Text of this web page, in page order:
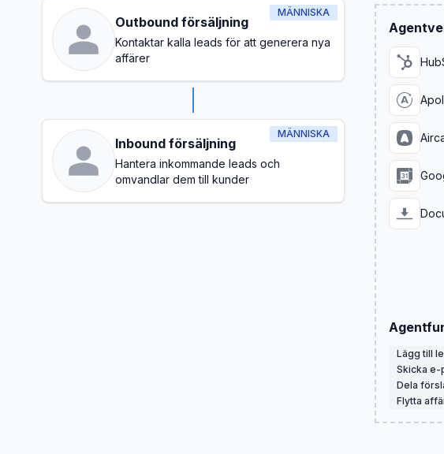
MÄNNISKA
Outbound försäljning
Kontaktar kalla leads för att generera nya
affärer
MÄNNISKA
Inbound försäljning
Hantera inkommande leads och
omvandlar dem till kunder
Lägg till
Skicka e-
Dela
Flytta